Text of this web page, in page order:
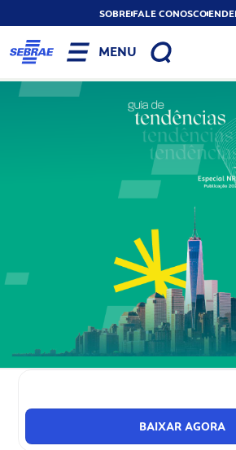
SOBREFALE CONOSCO
MENU
BAIXAR AGORA